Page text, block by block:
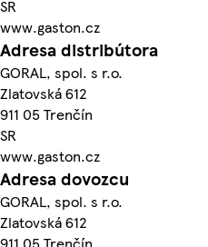
SR
www.gaston.cz
Adresa distribútora
GORAL, spol. s r.o.
Zlatovská 612
911 05 Trenčín
SR
www.gaston.cz
Adresa dovozcu
GORAL, spol. s r.o.
Zlatovská 612